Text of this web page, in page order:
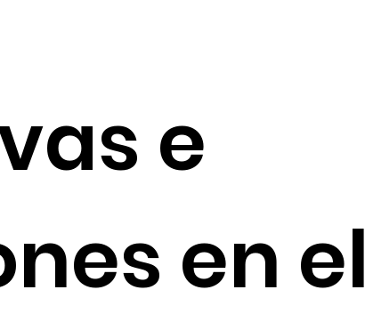
e
en el